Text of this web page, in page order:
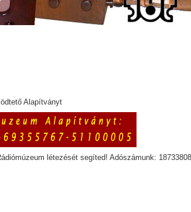
Alapítványt
létezését segíted! Adószámunk: